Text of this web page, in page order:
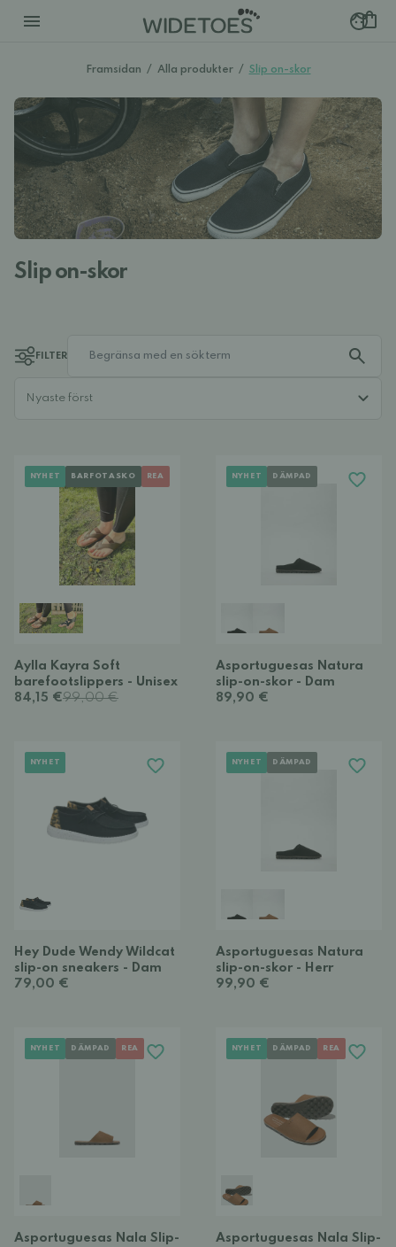
Framsidan / Alla produkter / Slip on-skor
Slip on-skor
FILTER
NYHET BARFOTASKO REA
Aylla Kayra Soft
barefootslippers - Unisex
84,15 €99,00 €
NYHET DÄMPAD
Asportuguesas Natura
slip-on-skor - Dam
89,90 €
NYHET
Hey Dude Wendy Wildcat
slip-on sneakers - Dam
79,00 €
NYHET DÄMPAD
Asportuguesas Natura
slip-on-skor - Herr
99,90 €
NYHET DÄMPAD REA
Asportuguesas Nala Slip-
NYHET DÄMPAD REA
Asportuguesas Nala Slip-